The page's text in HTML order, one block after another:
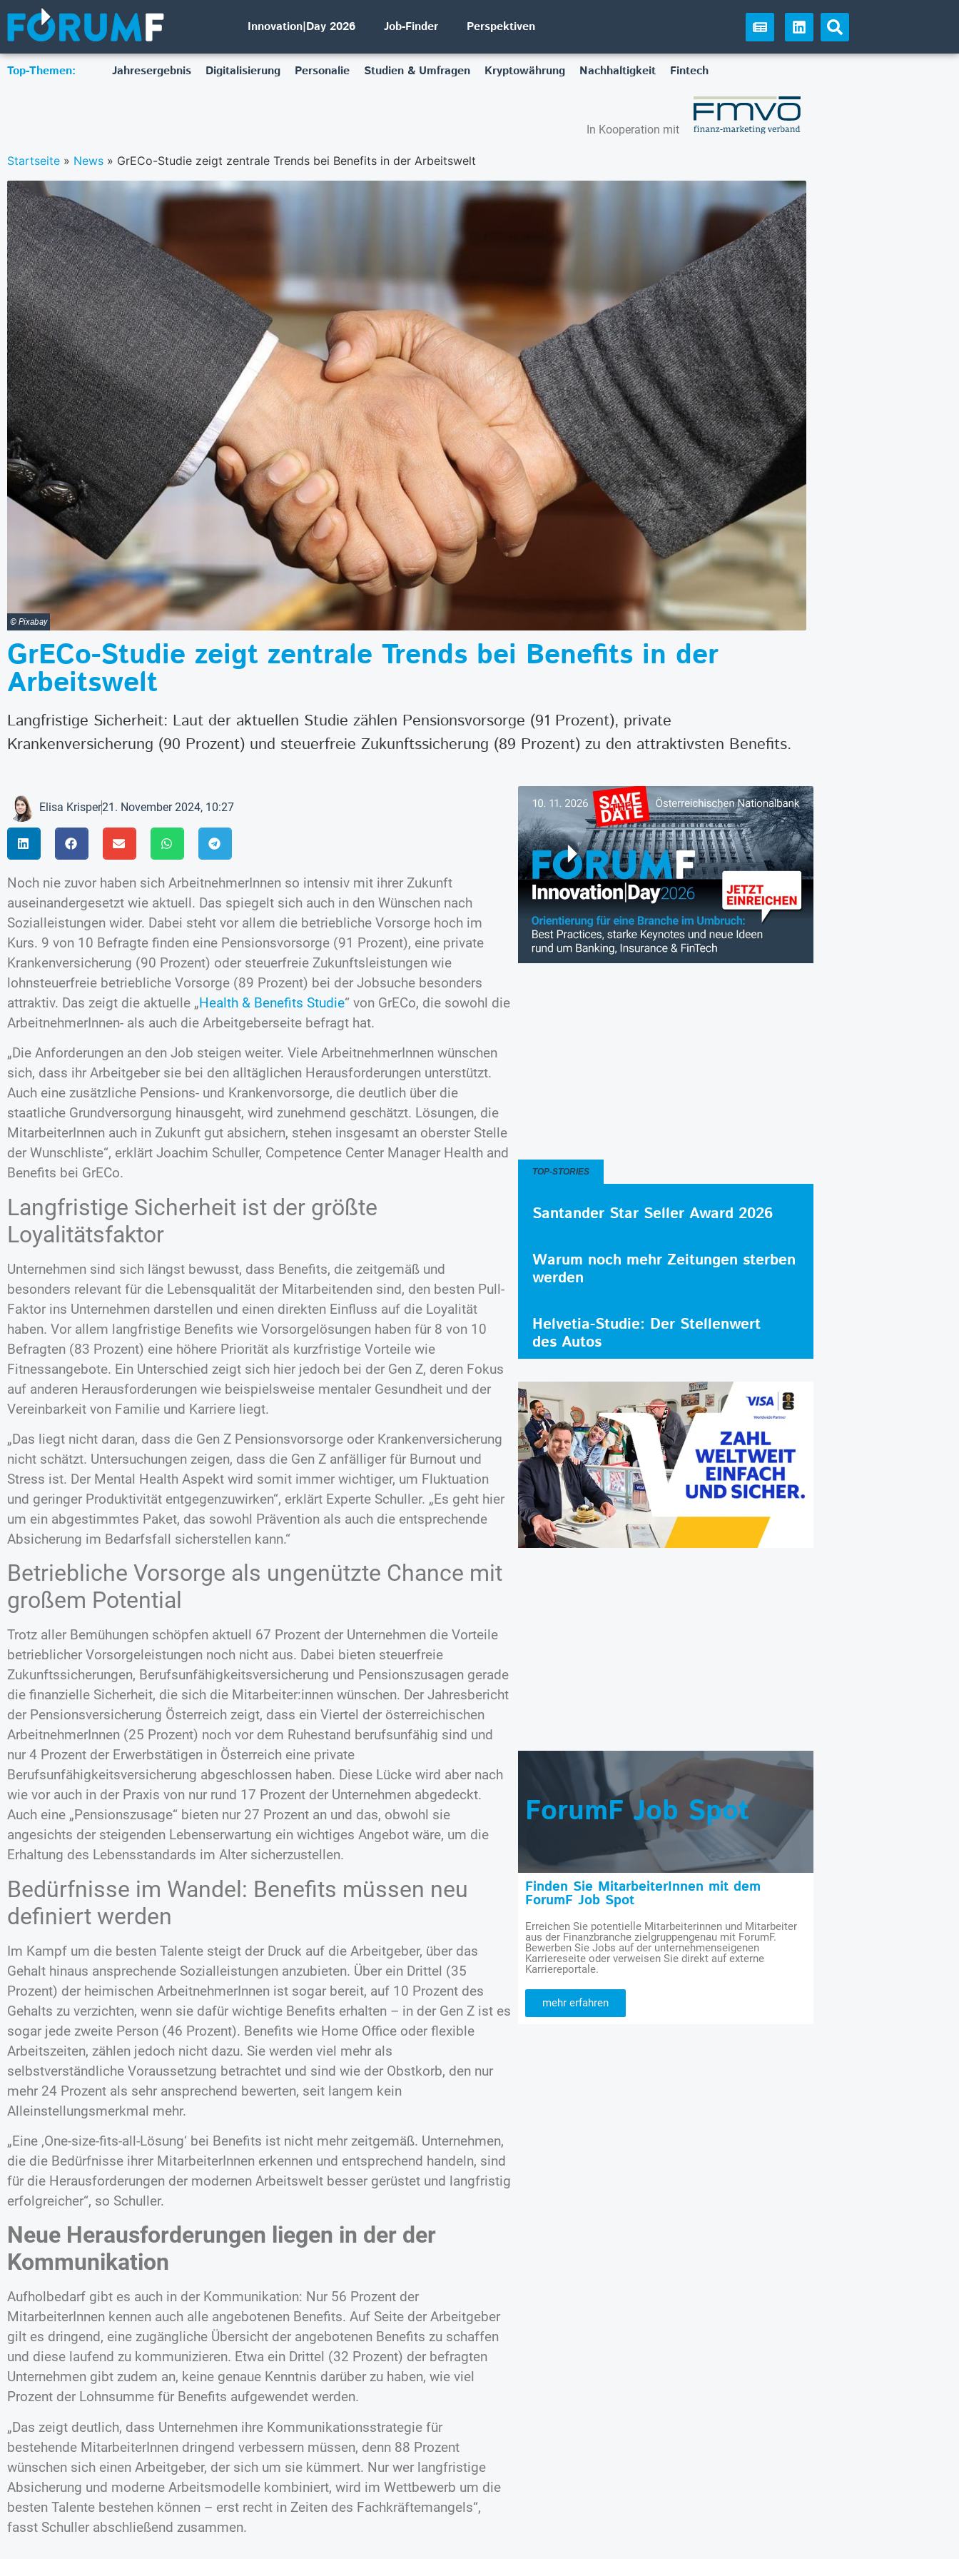
Innovation|Day 2026 Job-Finder Perspektiven
Top-Themen: Jahresergebnis Digitalisierung Personalie Studien & Umfragen Kryptowährung Nachhaltigkeit Fintech
In Kooperation mit
Startseite » News » GrECo-Studie zeigt zentrale Trends bei Benefits in der Arbeitswelt
© Pixabay
GrECo-Studie zeigt zentrale Trends bei Benefits in der
Arbeitswelt
Langfristige Sicherheit: Laut der aktuellen Studie zählen Pensionsvorsorge (91 Prozent), private
Krankenversicherung (90 Prozent) und steuerfreie Zukunftssicherung (89 Prozent) zu den attraktivsten Benefits.
Elisa Krisper21. November 2024, 10:27
Noch nie zuvor haben sich ArbeitnehmerInnen so intensiv mit ihrer Zukunft
auseinandergesetzt wie aktuell. Das spiegelt sich auch in den Wünschen nach
Sozialleistungen wider. Dabei steht vor allem die betriebliche Vorsorge hoch im
Kurs. 9 von 10 Befragte finden eine Pensionsvorsorge (91 Prozent), eine private
Krankenversicherung (90 Prozent) oder steuerfreie Zukunftsleistungen wie
lohnsteuerfreie betriebliche Vorsorge (89 Prozent) bei der Jobsuche besonders
attraktiv. Das zeigt die aktuelle „Health & Benefits Studie“ von GrECo, die sowohl die
ArbeitnehmerInnen- als auch die Arbeitgeberseite befragt hat.
„Die Anforderungen an den Job steigen weiter. Viele ArbeitnehmerInnen wünschen
sich, dass ihr Arbeitgeber sie bei den alltäglichen Herausforderungen unterstützt.
Auch eine zusätzliche Pensions- und Krankenvorsorge, die deutlich über die
staatliche Grundversorgung hinausgeht, wird zunehmend geschätzt. Lösungen, die
MitarbeiterInnen auch in Zukunft gut absichern, stehen insgesamt an oberster Stelle
der Wunschliste“, erklärt Joachim Schuller, Competence Center Manager Health and
Benefits bei GrECo.
Langfristige Sicherheit ist der größte
Loyalitätsfaktor
Unternehmen sind sich längst bewusst, dass Benefits, die zeitgemäß und
besonders relevant für die Lebensqualität der Mitarbeitenden sind, den besten Pull-
Faktor ins Unternehmen darstellen und einen direkten Einfluss auf die Loyalität
haben. Vor allem langfristige Benefits wie Vorsorgelösungen haben für 8 von 10
Befragten (83 Prozent) eine höhere Priorität als kurzfristige Vorteile wie
Fitnessangebote. Ein Unterschied zeigt sich hier jedoch bei der Gen Z, deren Fokus
auf anderen Herausforderungen wie beispielsweise mentaler Gesundheit und der
Vereinbarkeit von Familie und Karriere liegt.
„Das liegt nicht daran, dass die Gen Z Pensionsvorsorge oder Krankenversicherung
nicht schätzt. Untersuchungen zeigen, dass die Gen Z anfälliger für Burnout und
Stress ist. Der Mental Health Aspekt wird somit immer wichtiger, um Fluktuation
und geringer Produktivität entgegenzuwirken“, erklärt Experte Schuller. „Es geht hier
um ein abgestimmtes Paket, das sowohl Prävention als auch die entsprechende
Absicherung im Bedarfsfall sicherstellen kann.“
Betriebliche Vorsorge als ungenützte Chance mit
großem Potential
Trotz aller Bemühungen schöpfen aktuell 67 Prozent der Unternehmen die Vorteile
betrieblicher Vorsorgeleistungen noch nicht aus. Dabei bieten steuerfreie
Zukunftssicherungen, Berufsunfähigkeitsversicherung und Pensionszusagen gerade
die finanzielle Sicherheit, die sich die Mitarbeiter:innen wünschen. Der Jahresbericht
der Pensionsversicherung Österreich zeigt, dass ein Viertel der österreichischen
ArbeitnehmerInnen (25 Prozent) noch vor dem Ruhestand berufsunfähig sind und
nur 4 Prozent der Erwerbstätigen in Österreich eine private
Berufsunfähigkeitsversicherung abgeschlossen haben. Diese Lücke wird aber nach
wie vor auch in der Praxis von nur rund 17 Prozent der Unternehmen abgedeckt.
Auch eine „Pensionszusage“ bieten nur 27 Prozent an und das, obwohl sie
angesichts der steigenden Lebenserwartung ein wichtiges Angebot wäre, um die
Erhaltung des Lebensstandards im Alter sicherzustellen.
Bedürfnisse im Wandel: Benefits müssen neu
definiert werden
Im Kampf um die besten Talente steigt der Druck auf die Arbeitgeber, über das
Gehalt hinaus ansprechende Sozialleistungen anzubieten. Über ein Drittel (35
Prozent) der heimischen ArbeitnehmerInnen ist sogar bereit, auf 10 Prozent des
Gehalts zu verzichten, wenn sie dafür wichtige Benefits erhalten – in der Gen Z ist es
sogar jede zweite Person (46 Prozent). Benefits wie Home Office oder flexible
Arbeitszeiten, zählen jedoch nicht dazu. Sie werden viel mehr als
selbstverständliche Voraussetzung betrachtet und sind wie der Obstkorb, den nur
mehr 24 Prozent als sehr ansprechend bewerten, seit langem kein
Alleinstellungsmerkmal mehr.
„Eine ‚One-size-fits-all-Lösung‘ bei Benefits ist nicht mehr zeitgemäß. Unternehmen,
die die Bedürfnisse ihrer MitarbeiterInnen erkennen und entsprechend handeln, sind
für die Herausforderungen der modernen Arbeitswelt besser gerüstet und langfristig
erfolgreicher“, so Schuller.
Neue Herausforderungen liegen in der der
Kommunikation
Aufholbedarf gibt es auch in der Kommunikation: Nur 56 Prozent der
MitarbeiterInnen kennen auch alle angebotenen Benefits. Auf Seite der Arbeitgeber
gilt es dringend, eine zugängliche Übersicht der angebotenen Benefits zu schaffen
und diese laufend zu kommunizieren. Etwa ein Drittel (32 Prozent) der befragten
Unternehmen gibt zudem an, keine genaue Kenntnis darüber zu haben, wie viel
Prozent der Lohnsumme für Benefits aufgewendet werden.
„Das zeigt deutlich, dass Unternehmen ihre Kommunikationsstrategie für
bestehende MitarbeiterInnen dringend verbessern müssen, denn 88 Prozent
wünschen sich einen Arbeitgeber, der sich um sie kümmert. Nur wer langfristige
Absicherung und moderne Arbeitsmodelle kombiniert, wird im Wettbewerb um die
besten Talente bestehen können – erst recht in Zeiten des Fachkräftemangels“,
fasst Schuller abschließend zusammen.
TOP-STORIES
Santander Star Seller Award 2026
Warum noch mehr Zeitungen sterben
werden
Helvetia-Studie: Der Stellenwert
des Autos
ForumF Job Spot
Finden Sie MitarbeiterInnen mit dem
ForumF Job Spot
Erreichen Sie potentielle Mitarbeiterinnen und Mitarbeiter
aus der Finanzbranche zielgruppengenau mit ForumF.
Bewerben Sie Jobs auf der unternehmenseigenen
Karriereseite oder verweisen Sie direkt auf externe
Karriereportale.
mehr erfahren